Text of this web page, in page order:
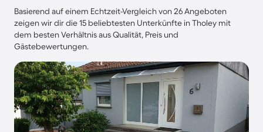
Basierend auf einem Echtzeit-Vergleich von 26 Angeboten
zeigen wir dir die 15 beliebtesten Unterkünfte in Tholey mit
dem besten Verhältnis aus Qualität, Preis und
Gästebewertungen.